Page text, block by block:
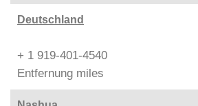
Deutschland
+ 1 919-401-4540
Entfernung miles